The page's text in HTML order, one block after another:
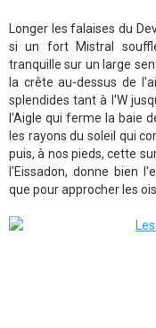
Longer les falaises du
si un fort Mistral
tranquille sur un large
la crête au-dessus de
splendides tant à l'W
l'Aigle qui ferme la baie
les rayons du soleil qui
puis, à nos pieds, cette
l'Eissadon, donne bien
que pour approcher les